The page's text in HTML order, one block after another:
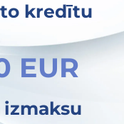
kredītu
EUR